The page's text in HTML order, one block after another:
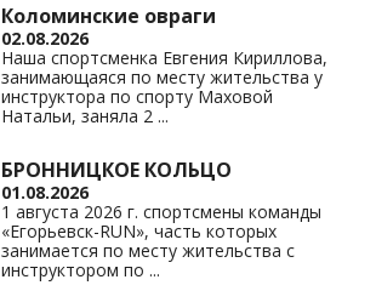
Коломинские овраги
02.08.2026
Наша спортсменка Евгения Кириллова,
занимающаяся по месту жительства у
инструктора по спорту Маховой
Натальи, заняла 2 ...
БРОННИЦКОЕ КОЛЬЦО
01.08.2026
1 августа 2026 г. спортсмены команды
«Егорьевск-RUN», часть которых
занимается по месту жительства с
инструктором по ...